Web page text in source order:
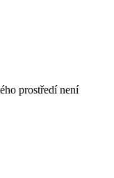
prostředí není